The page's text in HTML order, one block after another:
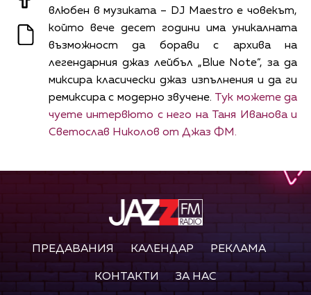
влюбен в музиката – DJ Maestro е човекът,
който вече десет години има уникалната
възможност да борави с архива на
легендарния джаз лейбъл „Blue Note”, за да
миксира класически джаз изпълнения и да ги
ремиксира с модерно звучене. Тук можете да
чуете интервюто с него на Таня Иванова и
Светослав Николов от Джаз ФМ.
ПРЕДАВАНИЯ КАЛЕНДАР РЕКЛАМА
КОНТАКТИ ЗА НАС